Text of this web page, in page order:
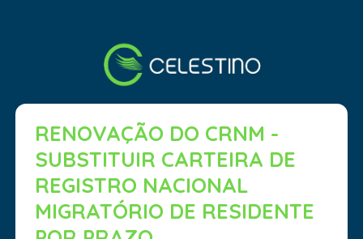
RENOVAÇÃO DO CRNM -
SUBSTITUIR CARTEIRA DE
REGISTRO NACIONAL
MIGRATÓRIO DE RESIDENTE